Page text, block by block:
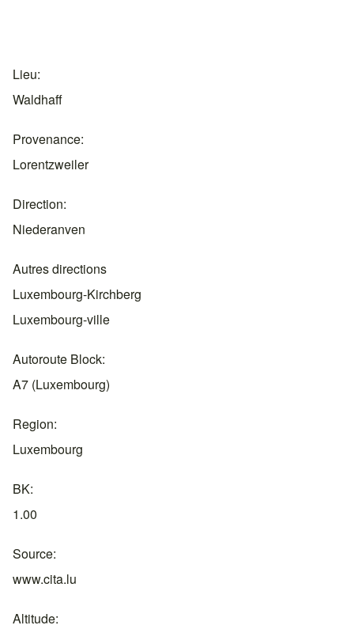
Lieu
Waldhaff
Provenance
Lorentzweiler
Direction
Niederanven
Autres directions
Luxembourg-Kirchberg
Luxembourg-ville
Autoroute Block
A7 (Luxembourg)
Region
Luxembourg
BK
1.00
Source
www.cita.lu
Altitude